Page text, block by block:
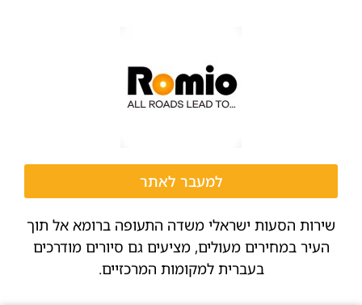
למעבר לאתר
שירות הסעות ישראלי משדה התעופה ברומא אל תוך
העיר במחירים מעולים, מציעים גם סיורים מודרכים
בעברית למקומות המרכזיים.